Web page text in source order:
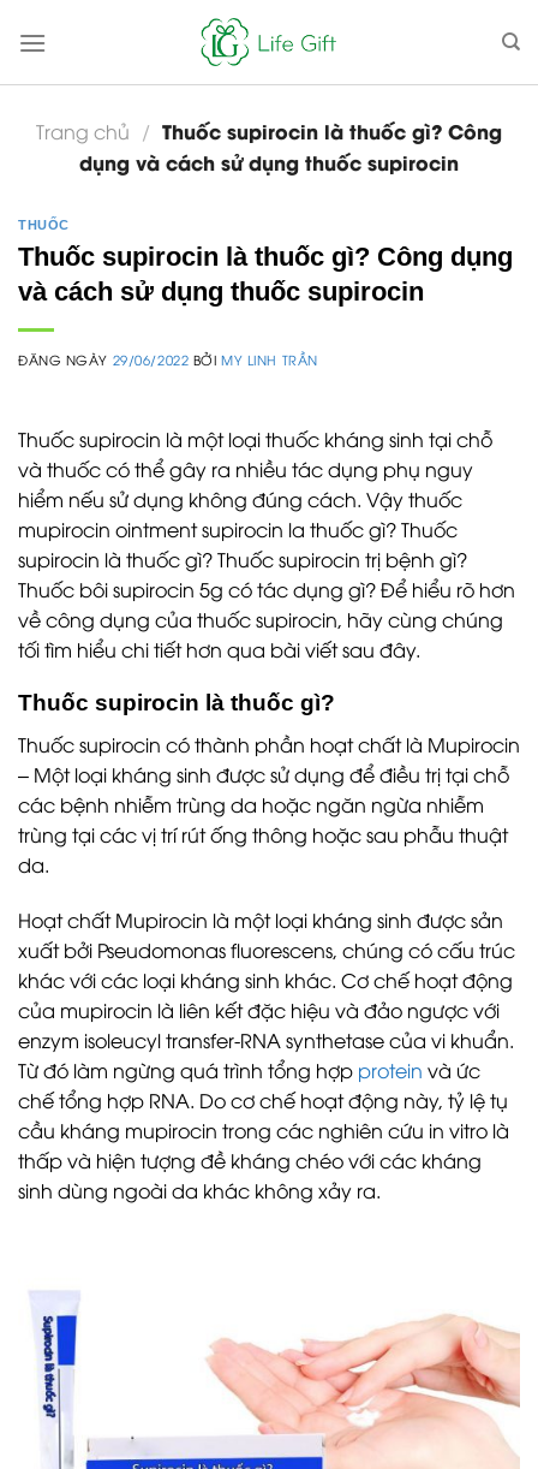
Trang chủ / Thuốc supirocin là thuốc gì? Công
dụng và cách sử dụng thuốc supirocin
THUỐC
Thuốc supirocin là thuốc gì? Công dụng
và cách sử dụng thuốc supirocin
ĐĂNG NGÀY 29/06/2022 BỞIMY LINH TRẦN
Thuốc supirocin là một loại thuốc kháng sinh tại chỗ
và thuốc có thể gây ra nhiều tác dụng phụ nguy
hiểm nếu sử dụng không đúng cách. Vậy thuốc
mupirocin ointment supirocin la thuốc gì? Thuốc
supirocin là thuốc gì? Thuốc supirocin trị bệnh gì?
Thuốc bôi supirocin 5g có tác dụng gì? Để hiểu rõ hơn
về công dụng của thuốc supirocin, hãy cùng chúng
tối tìm hiểu chi tiết hơn qua bài viết sau đây.
Thuốc supirocin là thuốc gì?
Thuốc supirocin có thành phần hoạt chất là Mupirocin
– Một loại kháng sinh được sử dụng để điều trị tại chỗ
các bệnh nhiễm trùng da hoặc ngăn ngừa nhiễm
trùng tại các vị trí rút ống thông hoặc sau phẫu thuật
da.
Hoạt chất Mupirocin là một loại kháng sinh được sản
xuất bởi Pseudomonas fluorescens, chúng có cấu trúc
khác với các loại kháng sinh khác. Cơ chế hoạt động
của mupirocin là liên kết đặc hiệu và đảo ngược với
enzym isoleucyl transfer-RNA synthetase của vi khuẩn.
Từ đó làm ngừng quá trình tổng hợp protein và ức
chế tổng hợp RNA. Do cơ chế hoạt động này, tỷ lệ tụ
cầu kháng mupirocin trong các nghiên cứu in vitro là
thấp và hiện tượng đề kháng chéo với các kháng
sinh dùng ngoài da khác không xảy ra.